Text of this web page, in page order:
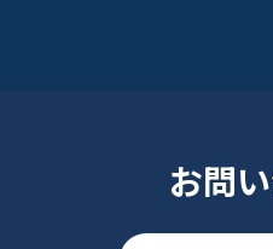
お問